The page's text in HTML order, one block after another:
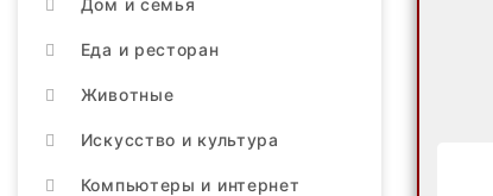
Еда и ресторан
Животные
Искусство и культура
Компьютеры и интернет